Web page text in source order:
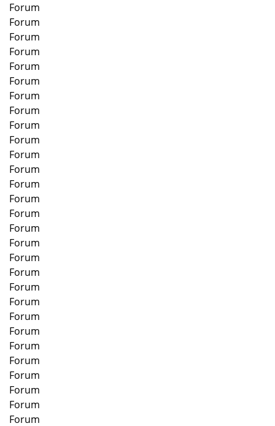
Forum
Forum
Forum
Forum
Forum
Forum
Forum
Forum
Forum
Forum
Forum
Forum
Forum
Forum
Forum
Forum
Forum
Forum
Forum
Forum
Forum
Forum
Forum
Forum
Forum
Forum
Forum
Forum
Forum